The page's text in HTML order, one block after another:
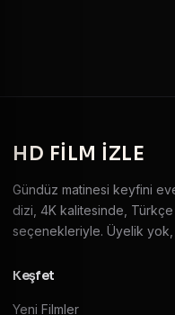
HD FILM IZLE
Gündüz matinesi keyfini
dizi, 4K kalitesinde, Türkçe
seçenekleriyle. Üyelik
Keşfet
Yeni Filmler